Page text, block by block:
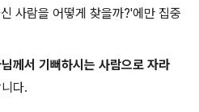
사람을 어떻게 찾을까?'에만 집중
께서 기뻐하시는 사람으로 자라
다.